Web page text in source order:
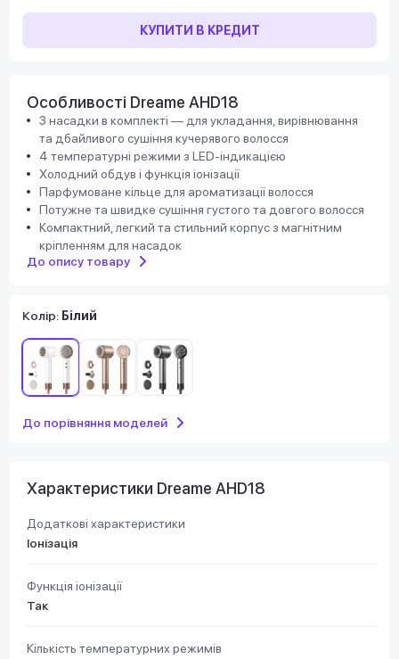
КУПИТИ В КРЕДИТ
Особливості Dreame AHD18
3 насадки в комплекті — для укладання, вирівнювання
та дбайливого сушіння кучерявого волосся
4 температурні режими з LED-індикацією
Холодний обдув і функція іонізації
Парфумоване кільце для ароматизації волосся
Потужне та швидке сушіння густого та довгого волосся
Компактний, легкий та стильний корпус з магнітним
кріпленням для насадок
До опису товару
Колір: Білий
До порівняння моделей
Характеристики Dreame AHD18
Додаткові характеристики
Іонізація
Функція іонізації
Так
Кількість температурних режимів